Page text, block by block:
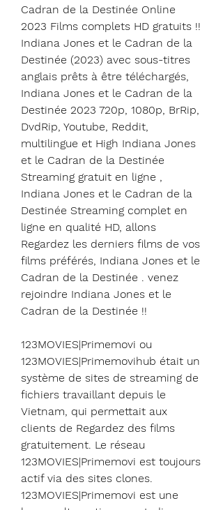
Cadran de la Destinée Online
2023 Films complets HD gratuits !!
Indiana Jones et le Cadran de la
Destinée (2023) avec sous-titres
anglais prêts à être téléchargés,
Indiana Jones et le Cadran de la
Destinée 2023 720p, 1080p, BrRip,
DvdRip, Youtube, Reddit,
multilingue et High Indiana Jones
et le Cadran de la Destinée
Streaming gratuit en ligne ,
Indiana Jones et le Cadran de la
Destinée Streaming complet en
ligne en qualité HD, allons
Regardez les derniers films de vos
films préférés, Indiana Jones et le
Cadran de la Destinée . venez
rejoindre Indiana Jones et le
Cadran de la Destinée !!
123MOVIES|Primemovi ou
123MOVIES|Primemovihub était un
système de sites de streaming de
fichiers travaillant depuis le
Vietnam, qui permettait aux
clients de Regardez des films
gratuitement. Le réseau
123MOVIES|Primemovi est toujours
actif via des sites clones.
123MOVIES|Primemovi est une